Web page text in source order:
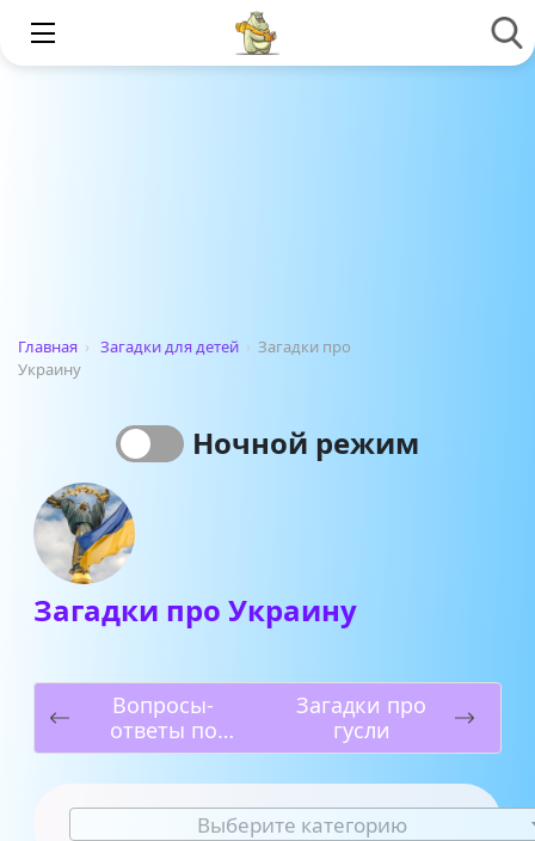
Главная › Загадки для детей › Загадки про
Украину
Ночной режим
Загадки про Украину
Вопросы-
ответы по
Австралии
Загадки про
гусли
Выберите категорию